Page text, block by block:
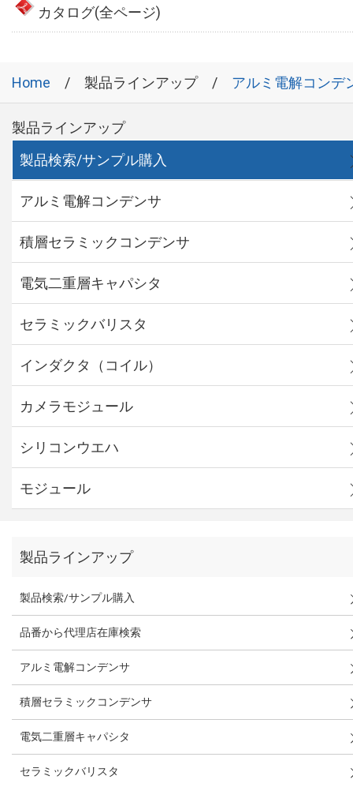
カタログ(全ページ)
Home 製品ラインアップ アルミ電解コンデ
製品ラインアップ
製品検索/サンプル購入
アルミ電解コンデンサ
積層セラミックコンデンサ
電気二重層キャパシタ
セラミックバリスタ
インダクタ（コイル）
カメラモジュール
シリコンウエハ
モジュール
製品ラインアップ
製品検索/サンプル購入
品番から代理店在庫検索
アルミ電解コンデンサ
積層セラミックコンデンサ
電気二重層キャパシタ
セラミックバリスタ